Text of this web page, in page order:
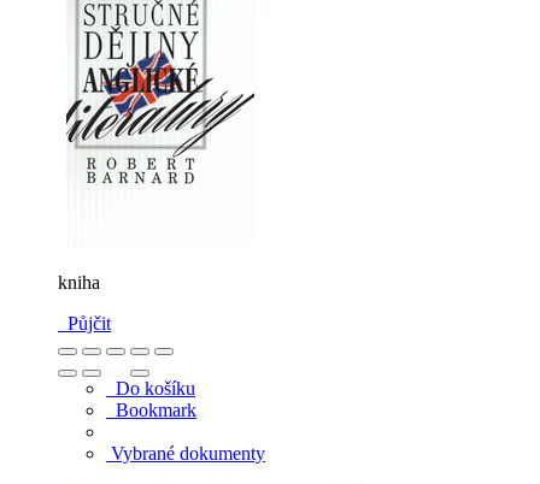
kniha
Půjčit
Do košíku
Bookmark
Vybrané dokumenty